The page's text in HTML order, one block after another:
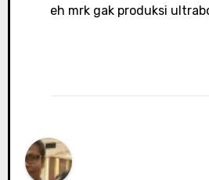
eh mrk gak produksi